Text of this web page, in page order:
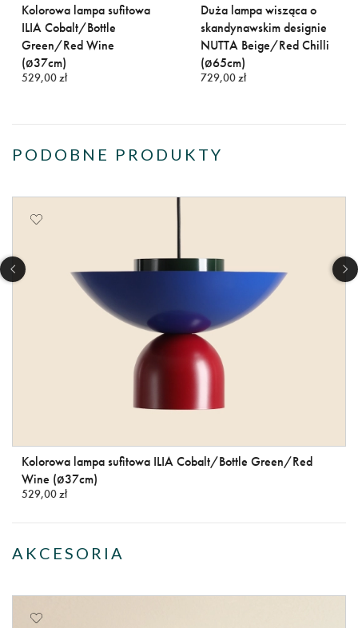
Kolorowa lampa sufitowa
ILIA Cobalt/Bottle
Green/Red Wine
(ø37cm)
529,00 zł
Duża lampa wisząca o
skandynawskim designie
NUTTA Beige/Red Chilli
(ø65cm)
729,00 zł
PODOBNE PRODUKTY
Kolorowa lampa sufitowa ILIA Cobalt/Bottle Green/Red
Wine (ø37cm)
529,00 zł
AKCESORIA